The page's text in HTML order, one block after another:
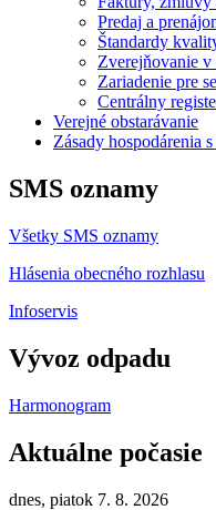
Predaj a
Štandardy
Zverejňovanie v
Zariadenie pre
Centrálny
Verejné obstarávanie
Zásady hospodárenia
SMS oznamy
Všetky SMS oznamy
Hlásenia obecného rozhlasu
Infoservis
Vývoz odpadu
Harmonogram
Aktuálne počasie
dnes, piatok 7. 8. 2026